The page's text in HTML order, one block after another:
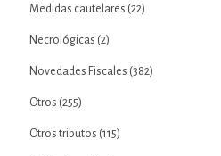
Medidas cautelares (22)
Necrológicas (2)
Novedades Fiscales (382)
Otros (255)
Otros tributos (115)